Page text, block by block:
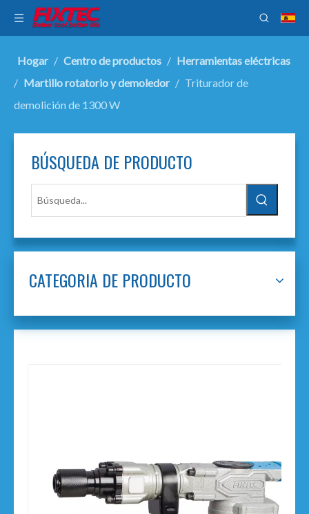
Hogar / Centro de productos / Herramientas eléctricas
/ Martillo rotatorio y demoledor / Triturador de
demolición de 1300 W
BÚSQUEDA DE PRODUCTO
CATEGORIA DE PRODUCTO